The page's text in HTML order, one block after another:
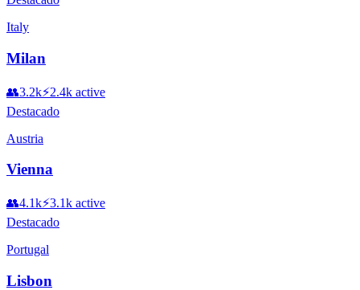
Italy
Milan
👥3.2k⚡2.4k active
Destacado
Austria
Vienna
👥4.1k⚡3.1k active
Destacado
Portugal
Lisbon